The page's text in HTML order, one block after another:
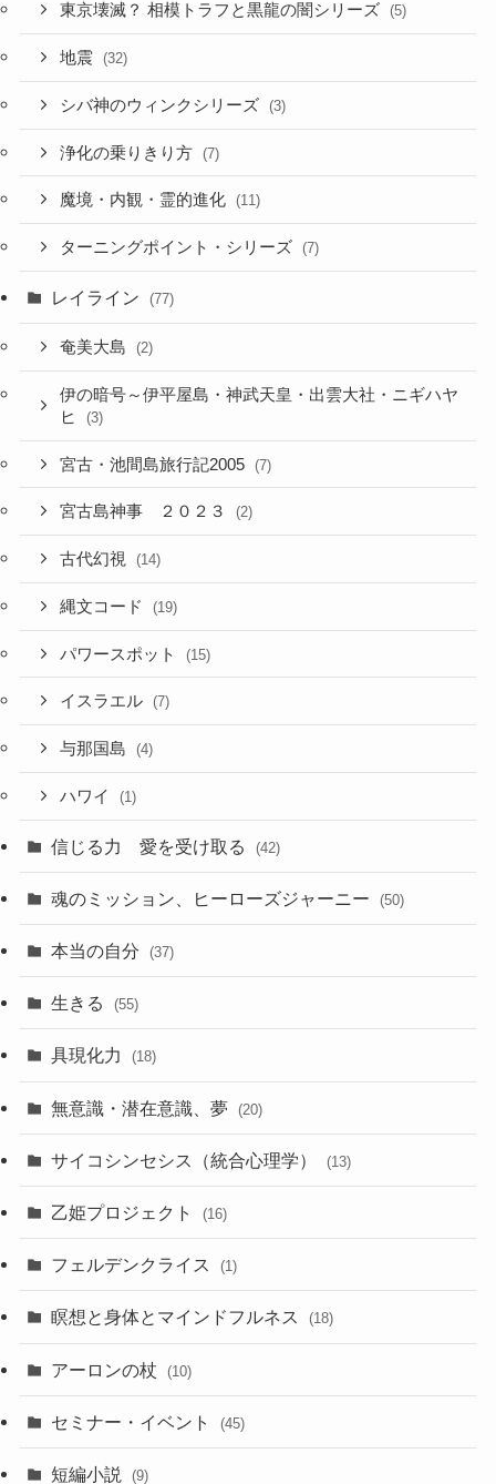
東京壊滅？ 相模トラフと黒龍の闇シリーズ (5)
地震 (32)
シバ神のウィンクシリーズ (3)
浄化の乗りきり方 (7)
魔境・内観・霊的進化 (11)
ターニングポイント・シリーズ (7)
レイライン (77)
奄美大島 (2)
伊の暗号～伊平屋島・神武天皇・出雲大社・ニギハヤ
ヒ
(3)
宮古・池間島旅行記2005 (7)
宮古島神事 ２０２３ (2)
古代幻視 (14)
縄文コード (19)
パワースポット (15)
イスラエル (7)
与那国島 (4)
ハワイ (1)
信じる力 愛を受け取る (42)
魂のミッション、ヒーローズジャーニー (50)
本当の自分 (37)
生きる (55)
具現化力 (18)
無意識・潜在意識、夢 (20)
サイコシンセシス（統合心理学） (13)
乙姫プロジェクト (16)
フェルデンクライス (1)
瞑想と身体とマインドフルネス (18)
アーロンの杖 (10)
セミナー・イベント (45)
短編小説 (9)